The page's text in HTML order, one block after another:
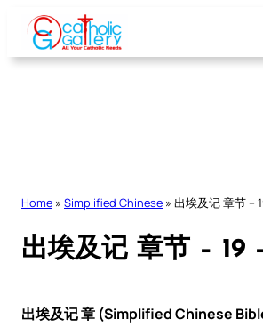
Skip
content
Home » Simplified Chinese » 出埃及记 章节 –
出埃及记 章节 – 19
出埃及记 章 (Simplified Chinese